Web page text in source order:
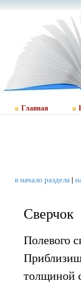
Главная
в начало раздела|
Сверчок
Полевого
толщиной